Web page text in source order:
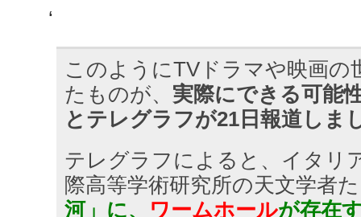
‘
このようにTVドラマや映画の
たものが、 実際にできる可能
とテレグラフが21日報道しま
テレグラフによると、イタリ
際高等学術研究所の天文学者
河」に、 ワームホールが存在